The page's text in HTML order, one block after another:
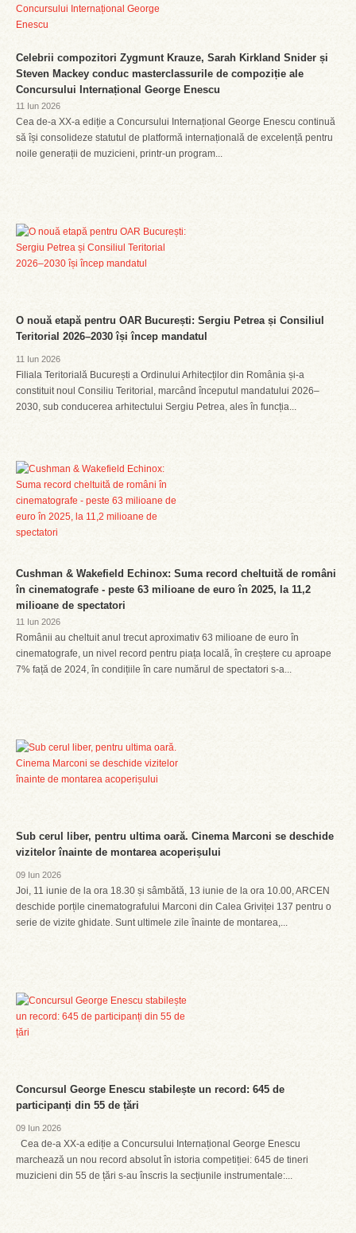
Celebrii compozitori Zygmunt Krauze, Sarah Kirkland Snider și
Steven Mackey conduc masterclassurile de compoziție ale
Concursului Internațional George Enescu
11 Iun 2026
Cea de-a XX-a ediție a Concursului Internațional George Enescu continuă
să își consolideze statutul de platformă internațională de excelență pentru
noile generații de muzicieni, printr-un program...
O nouă etapă pentru OAR București: Sergiu Petrea și Consiliul
Teritorial 2026–2030 își încep mandatul
11 Iun 2026
Filiala Teritorială București a Ordinului Arhitecților din România și-a
constituit noul Consiliu Teritorial, marcând începutul mandatului 2026–
2030, sub conducerea arhitectului Sergiu Petrea, ales în funcția...
Cushman & Wakefield Echinox: Suma record cheltuită de români
în cinematografe - peste 63 milioane de euro în 2025, la 11,2
milioane de spectatori
11 Iun 2026
Românii au cheltuit anul trecut aproximativ 63 milioane de euro în
cinematografe, un nivel record pentru piața locală, în creștere cu aproape
7% față de 2024, în condițiile în care numărul de spectatori s-a...
Sub cerul liber, pentru ultima oară. Cinema Marconi se deschide
vizitelor înainte de montarea acoperișului
09 Iun 2026
Joi, 11 iunie de la ora 18.30 și sâmbătă, 13 iunie de la ora 10.00, ARCEN
deschide porțile cinematografului Marconi din Calea Griviței 137 pentru o
serie de vizite ghidate. Sunt ultimele zile înainte de montarea,...
Concursul George Enescu stabilește un record: 645 de
participanți din 55 de țări
09 Iun 2026
Cea de-a XX-a ediție a Concursului Internațional George Enescu
marchează un nou record absolut în istoria competiției: 645 de tineri
muzicieni din 55 de țări s-au înscris la secțiunile instrumentale:...